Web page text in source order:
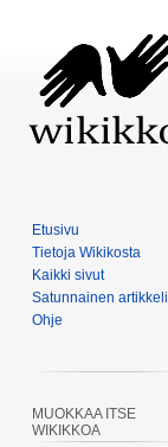
Etusivu
Tietoja Wikikosta
Kaikki sivut
Satunnainen artikkeli
Ohje
MUOKKAA ITSE
WIKIKKOA